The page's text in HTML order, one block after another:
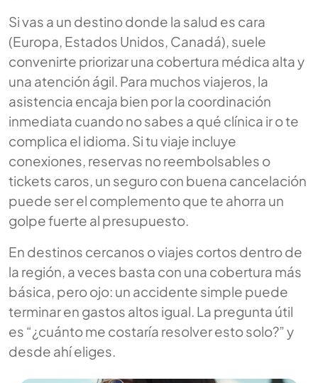
Si vas a un destino donde la salud es cara
(Europa, Estados Unidos, Canadá), suele
convenirte priorizar una cobertura médica alta y
una atención ágil. Para muchos viajeros, la
asistencia encaja bien por la coordinación
inmediata cuando no sabes a qué clínica ir o te
complica el idioma. Si tu viaje incluye
conexiones, reservas no reembolsables o
tickets caros, un seguro con buena cancelación
puede ser el complemento que te ahorra un
golpe fuerte al presupuesto.
En destinos cercanos o viajes cortos dentro de
la región, a veces basta con una cobertura más
básica, pero ojo: un accidente simple puede
terminar en gastos altos igual. La pregunta útil
es “¿cuánto me costaría resolver esto solo?” y
desde ahí eliges.